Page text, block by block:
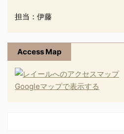
担当：伊藤
Access Map
Googleマップで表示する